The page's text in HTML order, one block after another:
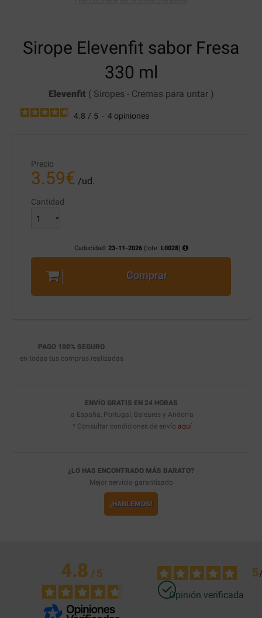
Sirope Elevenfit sabor Fresa
330 ml
Elevenfit ( Siropes - Cremas para untar)
4.8 / 5 - 4 opiniones
Precio
3.59€ /ud.
Cantidad
Caducidad: 23-11-2026(lote: L0028)
Comprar
PAGO 100% SEGURO
en todas tus compras realizadas
ENVÍO GRATIS EN 24 HORAS
a España, Portugal, Baleares y Andorra
* Consultar condiciones de envío aquí
¿LO HAS ENCONTRADO MÁS BARATO?
Mejor servicio garantizado
¡HABLEMOS!
4.8/5 5
Opinión verificada